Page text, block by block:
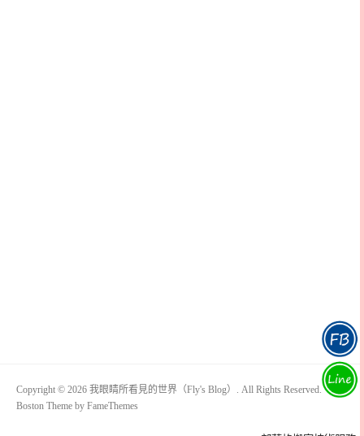
Copyright © 2026 我眼睛所看見的世界（Fly's Blog）. All Rights Reserved.
Boston Theme by FameThemes